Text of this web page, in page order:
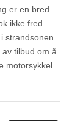
er en bred
ikke fred
strandsonen
tilbud om å
motorsykkel